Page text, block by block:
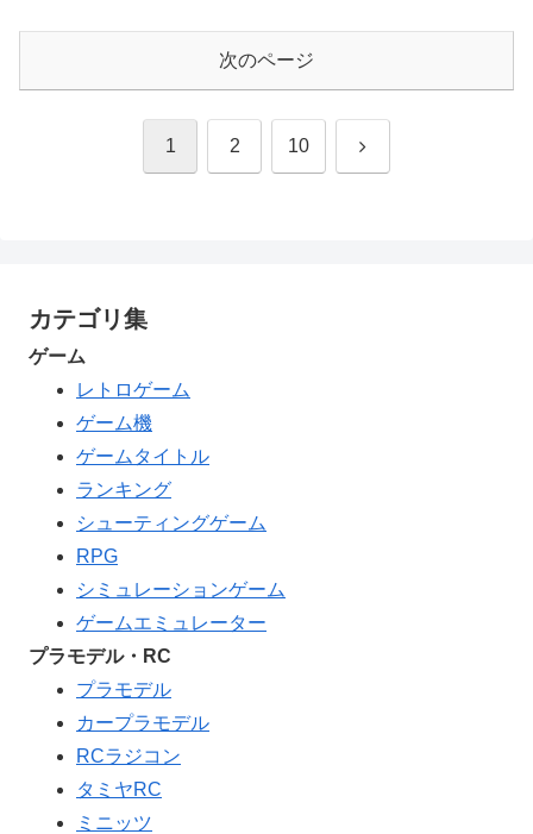
次のページ
1 2 10 次
カテゴリ集
ゲーム
レトロゲーム
ゲーム機
ゲームタイトル
ランキング
シューティングゲーム
RPG
シミュレーションゲーム
ゲームエミュレーター
プラモデル・RC
プラモデル
カープラモデル
RCラジコン
タミヤRC
ミニッツ